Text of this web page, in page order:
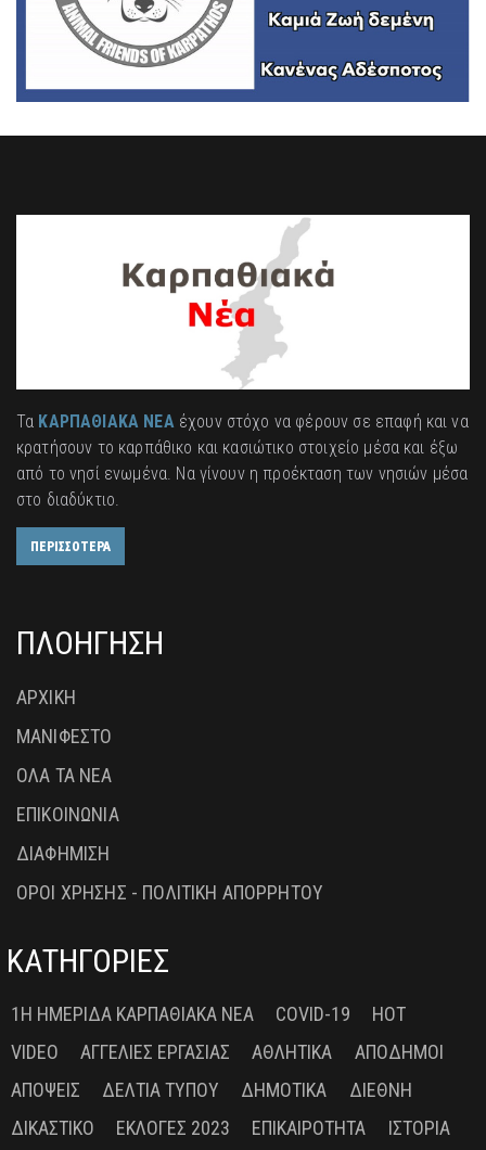
Τα ΚΑΡΠΑΘΙΑΚΑ ΝΕΑέχουν στόχο να φέρουν σε επαφή και να
κρατήσουν το καρπάθικο και κασιώτικο στοιχείο μέσα και έξω
από το νησί ενωμένα. Να γίνουν η προέκταση των νησιών μέσα
στο διαδύκτιο.
ΠΕΡΙΣΣΟΤΕΡΑ
ΠΛΟΗΓΗΣΗ
ΑΡΧΙΚΗ
ΜΑΝΙΦΕΣΤΟ
ΟΛΑ ΤΑ ΝΕΑ
ΕΠΙΚΟΙΝΩΝΙΑ
ΔΙΑΦΗΜΙΣΗ
ΟΡΟΙ ΧΡΗΣΗΣ - ΠΟΛΙΤΙΚΗ ΑΠΟΡΡΗΤΟΥ
ΚΑΤΗΓΟΡΙΕΣ
1Η ΗΜΕΡΊΔΑ ΚΑΡΠΑΘΙΑΚΆ ΝΈΑ COVID-19
HOT
VIDEO
ΑΓΓΕΛΊΕΣ ΕΡΓΑΣΊΑΣ ΑΘΛΗΤΙΚΆ
ΑΠΌΔΗΜΟΙ
ΑΠΌΨΕΙΣ
ΔΕΛΤΊΑ ΤΎΠΟΥ ΔΗΜΟΤΙΚΆ
ΔΙΕΘΝΉ
ΔΙΚΑΣΤΙΚΌ
ΕΚΛΟΓΈΣ 2023 ΕΠΙΚΑΙΡΌΤΗΤΑ ΙΣΤΟΡΊΑ